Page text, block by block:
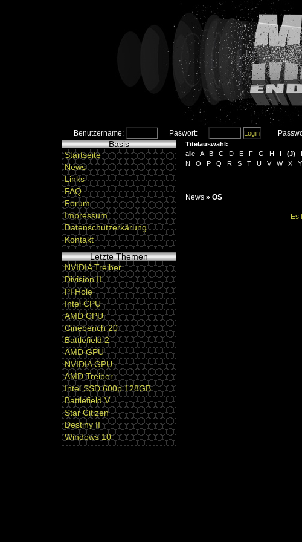
Benutzername: Paswort:
Basis
Startseite
News
Links
FAQ
Forum
Impressum
Datenschutzerkärung
Kontakt
Letzte Themen
NVIDIA Treiber
Division II
PI Hole
Intel CPU
AMD CPU
Cinebench 20
Battlefield 2
AMD GPU
NVIDIA GPU
AMD Treiber
Intel SSD 600p 128GB
Battlefield V
Star Citizen
Destiny II
Windows 10
Titelauswahl:
alle
A B C D E F G H I (J)
N
O P Q R S T U V W X Y
News » OS
Es